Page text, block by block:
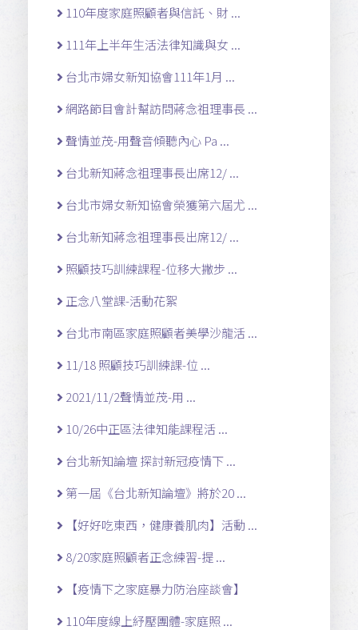
110年度家庭照顧者與信託、財 ...
111年上半年生活法律知識與女 ...
台北市婦女新知協會111年1月 ...
網路節目會計幫訪問蔣念祖理事長 ...
聲情並茂-用聲音傾聽內心 Pa ...
台北新知蔣念祖理事長出席12/ ...
台北市婦女新知協會榮獲第六屆尤 ...
台北新知蔣念祖理事長出席12/ ...
照顧技巧訓練課程-位移大撇步 ...
正念八堂課-活動花絮
台北市南區家庭照顧者美學沙龍活 ...
11/18 照顧技巧訓練課-位 ...
2021/11/2聲情並茂-用 ...
10/26中正區法律知能課程活 ...
台北新知論壇 探討新冠疫情下 ...
第一屆《台北新知論壇》將於20 ...
【好好吃東西，健康養肌肉】活動 ...
8/20家庭照顧者正念練習-提 ...
【疫情下之家庭暴力防治座談會】
110年度線上紓壓團體-家庭照 ...